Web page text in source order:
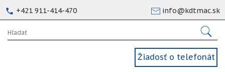
+421 911-414-470 info@kdtmac.sk
Žiadosť o telefonát